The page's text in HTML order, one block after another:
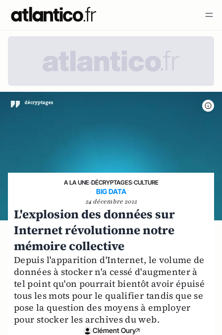
A LA UNE›DÉCRYPTAGES›CULTURE
BIG DATA
24 décembre 2012
L'explosion des données sur
Internet révolutionne notre
mémoire collective
Depuis l'apparition d'Internet, le volume de
données à stocker n'a cessé d'augmenter à
tel point qu'on pourrait bientôt avoir épuisé
tous les mots pour le qualifier tandis que se
pose la question des moyens à employer
pour stocker les archives du web.
Clément Oury